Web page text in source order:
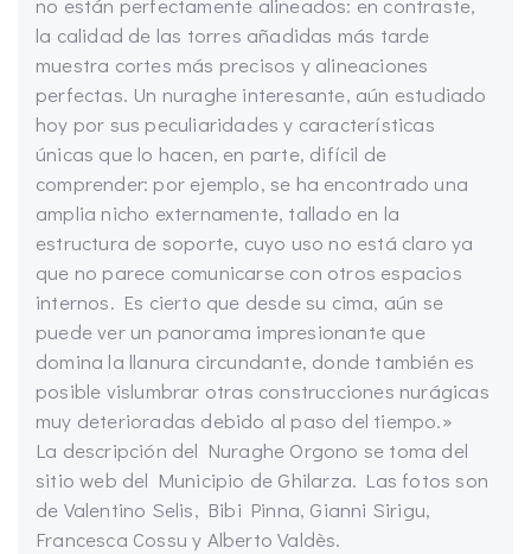
la calidad de las torres añadidas más tarde
muestra cortes más precisos y alineaciones
perfectas. Un nuraghe interesante, aún estudiado
hoy por sus peculiaridades y características
únicas que lo hacen, en parte, difícil de
comprender: por ejemplo, se ha encontrado una
amplia nicho externamente, tallado en la
estructura de soporte, cuyo uso no está claro ya
que no parece comunicarse con otros espacios
internos. Es cierto que desde su cima, aún se
puede ver un panorama impresionante que
domina la llanura circundante, donde también es
posible vislumbrar otras construcciones nurágicas
muy deterioradas debido al paso del tiempo.»
La descripción del Nuraghe Orgono se toma del
sitio web del Municipio de Ghilarza. Las fotos son
de Valentino Selis, Bibi Pinna, Gianni Sirigu,
Francesca Cossu y Alberto Valdès.